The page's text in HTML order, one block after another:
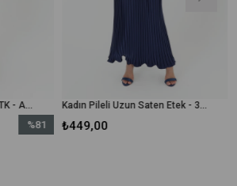
Kadın Pileli Uzun Saten Etek - 31916ETK - Lacivert
₺449,00